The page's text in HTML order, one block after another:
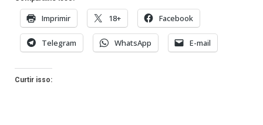
Imprimir 18+ Facebook
Telegram WhatsApp E-mail
Curtir isso: